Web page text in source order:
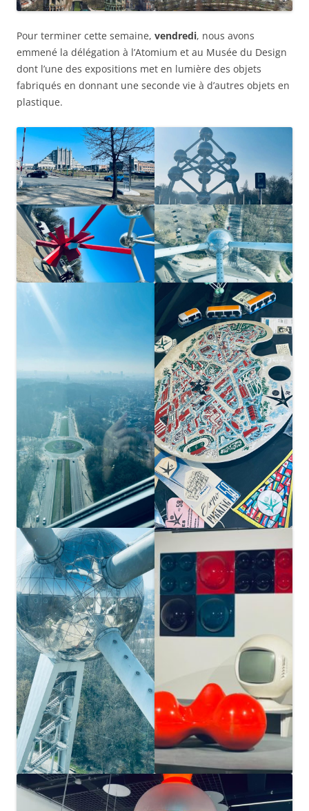
Pour terminer cette semaine, vendredi, nous avons
emmené la délégation à l’Atomium et au Musée du Design
dont l’une des expositions met en lumière des objets
fabriqués en donnant une seconde vie à d’autres objets en
plastique.